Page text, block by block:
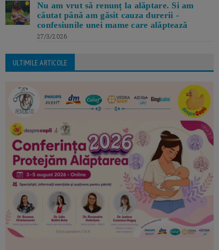
Nu am vrut să renunț la alăptare. Si am
căutat până am găsit cauza durerii -
confesiunile unei mame care alăptează
27/3/2026
ULTIMILE ARTICOLE